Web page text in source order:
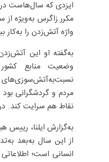
ایزدی که سال‌هاست
واژه آتش‌زدن‌ را به‌کار
به‌گفته او این
مردم و گردشگرانی
نقاط هم سرایت کند.
انسانی است؛